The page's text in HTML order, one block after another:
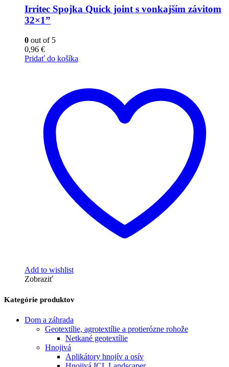
Irritec Spojka Quick joint s vonkajším závitom
32×1”
0 out of 5
0,96 €
Pridať do košíka
Add to wishlist
Zobraziť
Kategórie produktov
Dom a záhrada
Geotextílie, agrotextílie a protierózne rohože
Netkané geotextílie
Hnojivá
Aplikátory hnojív a osív